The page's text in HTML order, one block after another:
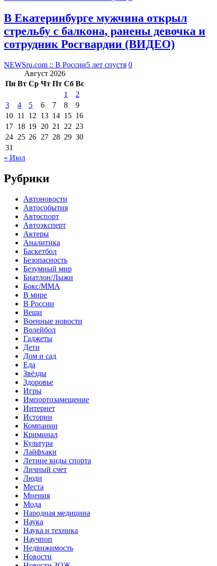
В Екатеринбурге мужчина открыл
стрельбу с балкона, ранены девочка и
сотрудник Росгвардии (ВИДЕО)
NEWSru.com :: В России5 лет спустя 0
Август 2026
Пн Вт Ср Чт Пт Сб Вс
1
2
3
4 5 6 7 8
9
10 11 12 13 14 15 16
17 18 19 20 21 22 23
24 25 26 27 28 29 30
31
« Июл
Рубрики
Автоновости
Автособытия
Автоспорт
Автоэксперт
Актеры
Аналитика
Баскетбол
Безопасность
Безумный мир
Биатлон/Лыжи
Бокс/MMA
В мире
В России
Вещи
Военные новости
Волейбол
Гаджеты
Дети
Дом и сад
Еда
Звёзды
Здоровье
Игры
Импортозамещение
Интернет
Истории
Компании
Криминал
Культура
Лайфхаки
Летние виды спорта
Личный счет
Люди
Места
Мнения
Мода
Народная медицина
Наука
Наука и техника
Научпоп
Недвижимость
Новости